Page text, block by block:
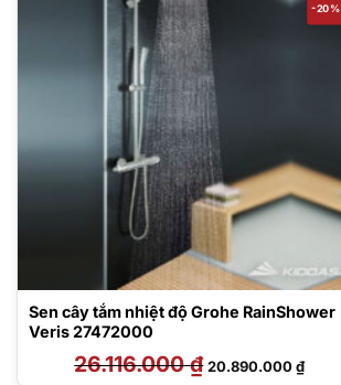
-20%
Sen cây tắm nhiệt độ Grohe RainShower
Veris 27472000
26.116.000₫ Giá
gốc
20.890.000₫Giá
hiện